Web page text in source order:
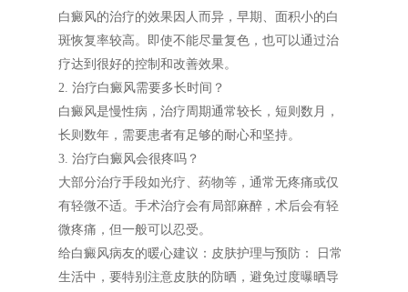
白癜风的治疗的效果因人而异，早期、面积小的白
斑恢复率较高。即使不能尽量复色，也可以通过治
疗达到很好的控制和改善效果。
2. 治疗白癜风需要多长时间？
白癜风是慢性病，治疗周期通常较长，短则数月，
长则数年，需要患者有足够的耐心和坚持。
3. 治疗白癜风会很疼吗？
大部分治疗手段如光疗、药物等，通常无疼痛或仅
有轻微不适。手术治疗会有局部麻醉，术后会有轻
微疼痛，但一般可以忍受。
给白癜风病友的暖心建议：皮肤护理与预防： 日常
生活中，要特别注意皮肤的防晒，避免过度曝晒导